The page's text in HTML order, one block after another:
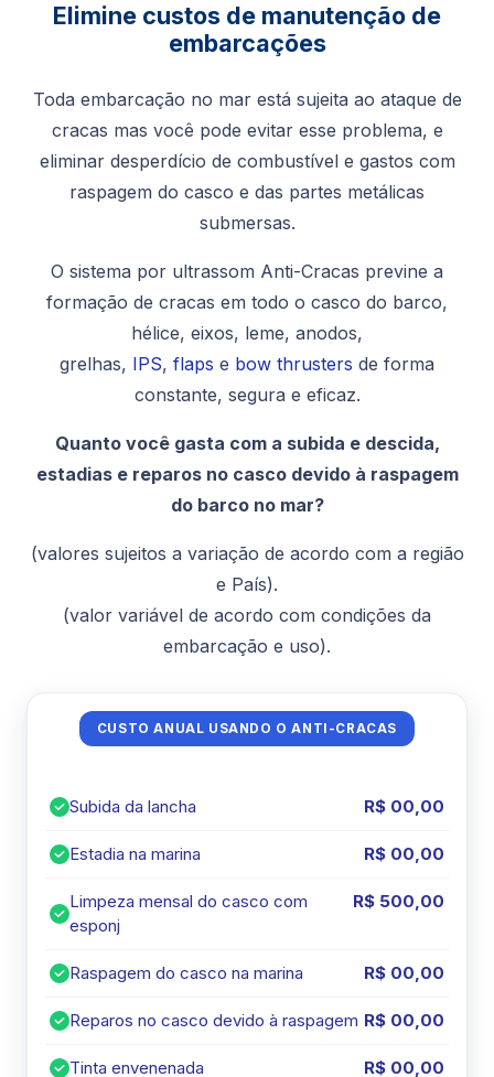
Elimine custos de manutenção de
embarcações
Toda embarcação no mar está sujeita ao ataque de
cracas mas você pode evitar esse problema, e
eliminar desperdício de combustível e gastos com
raspagem do casco e das partes metálicas
submersas.
O sistema por ultrassom Anti-Cracas previne a
formação de cracas em todo o casco do barco,
hélice, eixos, leme, anodos,
grelhas, IPS, flaps e bow thrusters de forma
constante, segura e eficaz.
Quanto você gasta com a subida e descida,
estadias e reparos no casco devido à raspagem
do barco no mar?
(valores sujeitos a variação de acordo com a região
e País).
(valor variável de acordo com condições da
embarcação e uso).
CUSTO ANUAL USANDO O ANTI-CRACAS
Subida da lancha R$ 00,00
Estadia na marina R$ 00,00
Limpeza mensal do casco com
esponj
R$ 500,00
Raspagem do casco na marina R$ 00,00
Reparos no casco devido à raspagem R$ 00,00
Tinta envenenada R$ 00,00